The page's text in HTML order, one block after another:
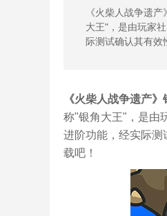
《火柴人战争遗
大王"，是由玩家
际测试确认其有效
《火柴人战争遗产
称"银角大王"，是由
进阶功能，经实际测
载吧！